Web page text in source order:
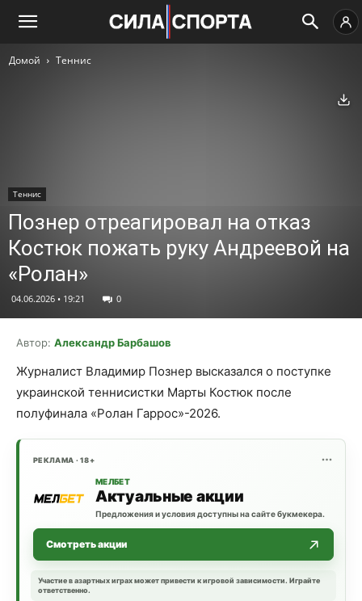
Домой Теннис
Теннис
Познер отреагировал на отказ
Костюк пожать руку Андреевой на
«Ролан»
04.06.2026 • 19:21 0
Автор: Александр Барбашов
Журналист Владимир Познер высказался о поступке
украинской теннисистки Марты Костюк после
полуфинала «Ролан Гаррос»-2026.
РЕКЛАМА · 18+
МЕЛБЕТ
Актуальные акции
Предложения и условия доступны на сайте букмекера.
Смотреть акции
Участие в азартных играх может привести к игровой зависимости. Играйте
ответственно.